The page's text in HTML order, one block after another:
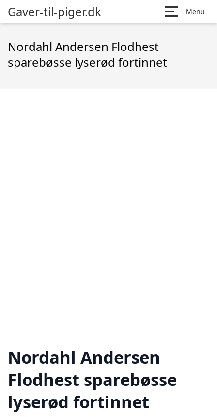
Gaver-til-piger.dk Menu
Nordahl Andersen Flodhest
sparebøsse lyserød fortinnet
Nordahl Andersen
Flodhest sparebøsse
lyserød fortinnet